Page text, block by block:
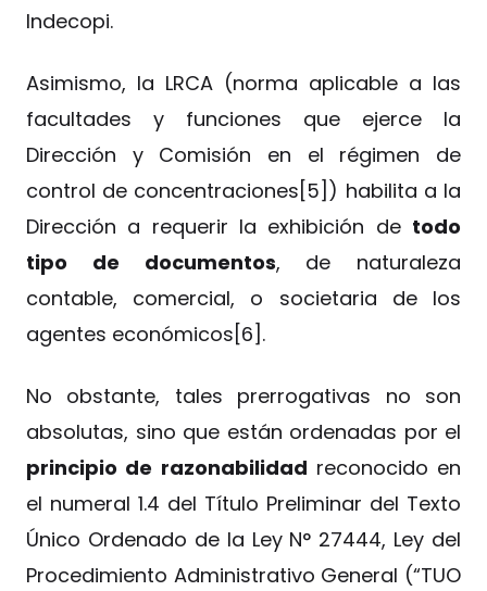
Indecopi.
Asimismo, la LRCA (norma aplicable a las
facultades y funciones que ejerce la
Dirección y Comisión en el régimen de
control de concentraciones[5]) habilita a la
Dirección a requerir la exhibición de todo
tipo de documentos, de naturaleza
contable, comercial, o societaria de los
agentes económicos[6].
No obstante, tales prerrogativas no son
absolutas, sino que están ordenadas por el
principio de razonabilidad reconocido en
el numeral 1.4 del Título Preliminar del Texto
Único Ordenado de la Ley N° 27444, Ley del
Procedimiento Administrativo General (“TUO